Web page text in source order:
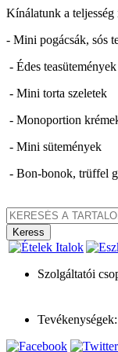
Kínálatunk a
- Mini pogácsák, sós
- Édes teasütemények
- Mini torta szeletek
- Monoportion
- Mini sütemények
- Bon-bonok, trüffel
Szolgáltatói
Tevékenységek: